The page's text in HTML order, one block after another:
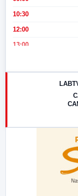
10:30
12:00
13:00